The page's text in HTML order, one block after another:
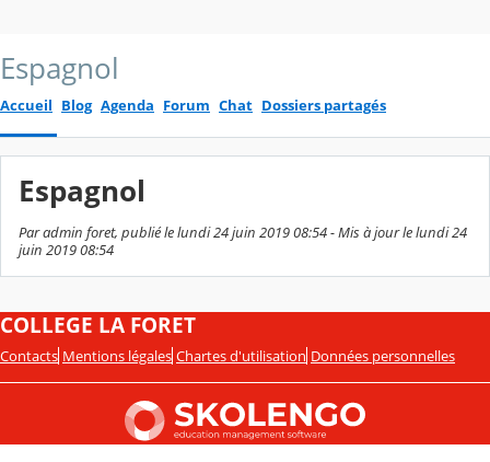
Espagnol
Accueil Blog Agenda Forum Chat Dossiers partagés
Espagnol
Par admin foret, publié le lundi 24 juin 2019 08:54 - Mis à jour le lundi 24
juin 2019 08:54
COLLEGE LA FORET
Contacts Mentions légales Chartes d'utilisation Données personnelles